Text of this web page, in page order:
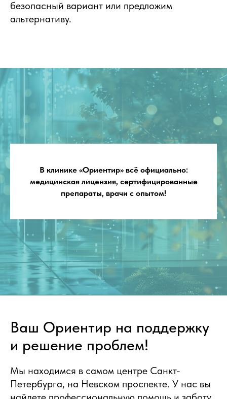
безопасный вариант или предложим
альтернативу.
В клинике «Ориентир» всё официально:
медицинская лицензия, сертифицированные
препараты, врачи с опытом!
Ваш Ориентир на поддержку
и решение проблем!
Мы находимся в самом центре Санкт-
Петербурга, на Невском проспекте. У нас вы